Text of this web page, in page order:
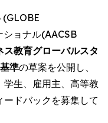
(GLOBE
ョナル(AACSB
ス教育グローバルスタ
準の草案を公開し、
生、雇用主、高等教
ドバックを募集して